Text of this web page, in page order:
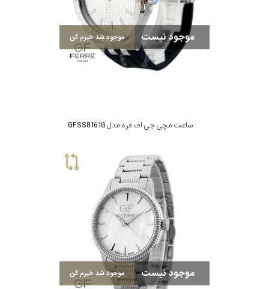
موجود نیست موجود شد خبرم کن
ساعت مچی جی اف فره مدل GFSS8161G
موجود نیست موجود شد خبرم کن